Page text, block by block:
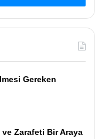
Gereken
Zarafeti Bir Araya